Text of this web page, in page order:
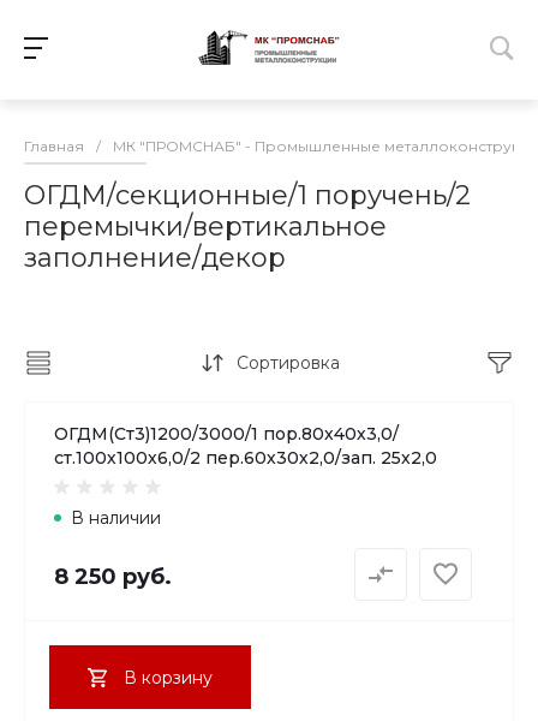
Главная / МК "ПРОМСНАБ" - Промышленные
ОГДМ/секционные/1 поручень/2
перемычки/вертикальное
заполнение/декор
Сортировка
ОГДМ(Ст3)1200/3000/1 пор.80х40х3,0/
ст.100х100х6,0/2 пер.60х30х2,0/зап. 25х2,0
В наличии
8 250 руб.
В корзину